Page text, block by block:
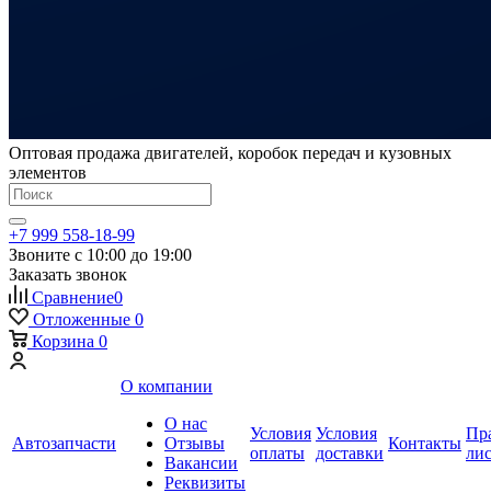
Оптовая продажа двигателей, коробок передач и кузовных
элементов
+7 999 558-18-99
Звоните с 10:00 до 19:00
Заказать звонок
Сравнение0
Отложенные 0
Корзина 0
Автозапчасти
О компании
О нас
Отзывы
Вакансии
Реквизиты
Условия
оплаты
Условия
доставки
Контакты